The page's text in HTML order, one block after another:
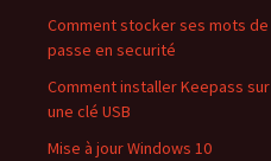
Comment stocker ses mots de
passe en securité
Comment installer Keepass sur
une clé USB
Mise à jour Windows 10